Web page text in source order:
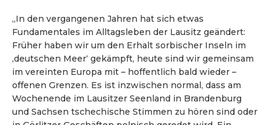
„In den vergangenen Jahren hat sich etwas
Fundamentales im Alltagsleben der Lausitz geändert:
Früher haben wir um den Erhalt sorbischer Inseln im
,deutschen Meer‘ gekämpft, heute sind wir gemeinsam
im vereinten Europa mit – hoffentlich bald wieder –
offenen Grenzen. Es ist inzwischen normal, dass am
Wochenende im Lausitzer Seenland in Brandenburg
und Sachsen tschechische Stimmen zu hören sind oder